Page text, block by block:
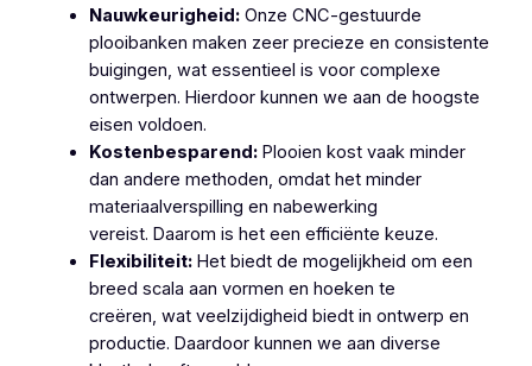
Nauwkeurigheid:Onze CNC-gestuurde
plooibanken maken zeer precieze en consistente
buigingen, wat essentieel is voor complexe
ontwerpen. Hierdoor kunnen we aan de hoogste
eisen voldoen.
Kostenbesparend:Plooien kost vaak minder
dan andere methoden, omdat het minder
materiaalverspilling en nabewerking
vereist. Daarom is het een efficiënte keuze.
Flexibiliteit:Het biedt de mogelijkheid om een
breed scala aan vormen en hoeken te
creëren, wat veelzijdigheid biedt in ontwerp en
productie. Daardoor kunnen we aan diverse